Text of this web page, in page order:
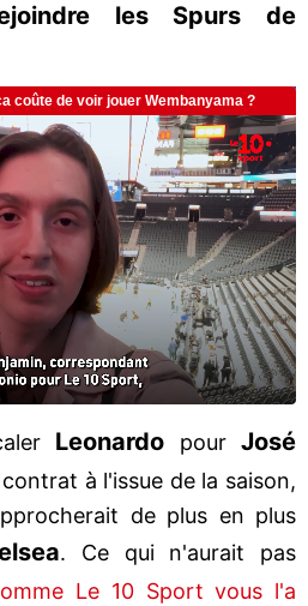
les Spurs de
Leonardo pourJosé
à l'issue de la saison,
de plus en plus
. Ce qui n'aurait pas
Le 10 Sport vous l'a